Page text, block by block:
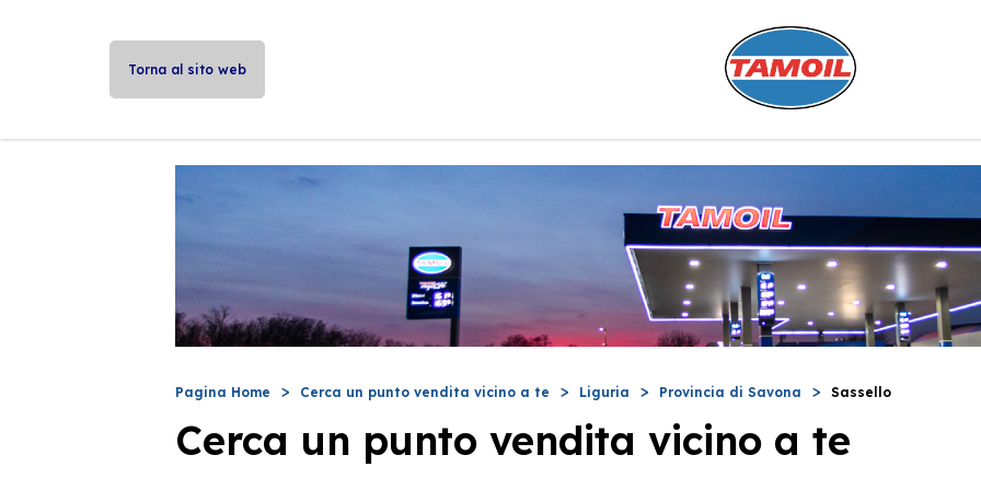
Torna al sito web
Pagina Home Cerca un punto vendita vicino a te Liguria Provincia di Savona Sassello
Cerca un punto vendita vicino a te